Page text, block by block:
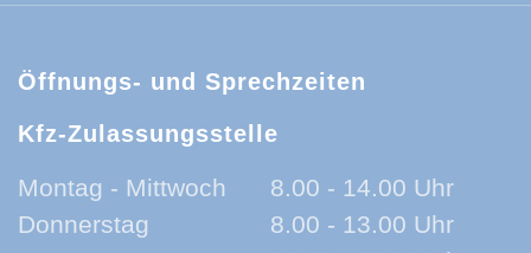
Öffnungs- und Sprechzeiten
Kfz-Zulassungsstelle
Montag - Mittwoch
8.00 - 14.00 Uhr
Donnerstag
8.00 - 13.00 Uhr